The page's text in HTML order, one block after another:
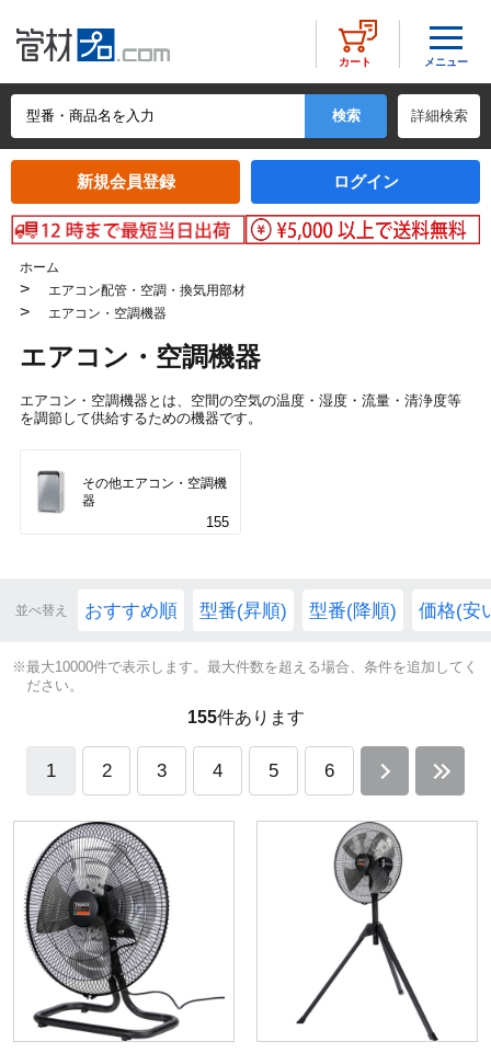
詳細検索
カート
新規会員登録 ログイン
メニュー
ホーム
> エアコン配管・空調・換気用部材
> エアコン・空調機器
エアコン・空調機器
エアコン・空調機器とは、空間の空気の温度・湿度・流量・清浄度等
を調節して供給するための機器です。
その他エアコン・空調機
器
155
並べ替え おすすめ順 型番(昇順) 型番(降順) 価格(安
※最大10000件で表示します。最大件数を超える場合、条件を追加してく
ださい。
155件あります
1 2 3 4 5 6